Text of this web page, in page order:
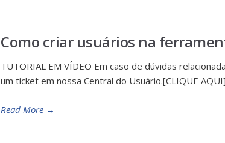
Como criar usuários na
TUTORIAL EM VÍDEO Em caso de dúvidas
um ticket em nossa Central do Usuário.[CLIQUE AQUI]
Read More →